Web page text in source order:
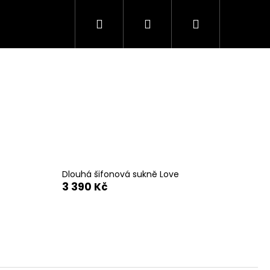
Hledat PřihlášeníNákupní
Dlouhá šifonová sukně Love
3 390 Kč